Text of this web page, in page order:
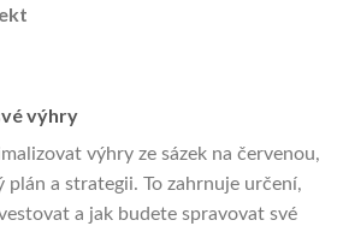
výhry
výhry ze sázek na červenou,
a strategii. To zahrnuje určení,
a jak budete spravovat své